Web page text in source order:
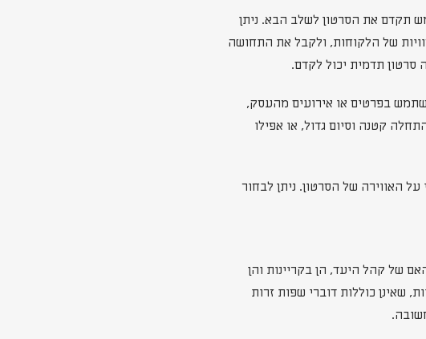
תקדם את הסרטון לשלב הבא. ניתן
של הלקוחות, ולקבל את התחושה
תדמית יכול לקדם.
בפרטים או אירועים מהעסק,
קטנה וסיום גדול, או אפילו
האווירה של הסרטון. ניתן לבחור
של קהל היעד, הן בקריינות והן
שאינן כוללות דוברי שפות זרות